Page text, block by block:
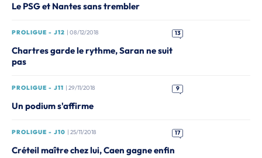
Le PSG et Nantes sans trembler
PROLIGUE - J12 | 08/12/2018 13
Chartres garde le rythme, Saran ne suit
pas
PROLIGUE - J11 | 29/11/2018 9
Un podium s'affirme
PROLIGUE - J10 | 25/11/2018 17
Créteil maître chez lui, Caen gagne enfin